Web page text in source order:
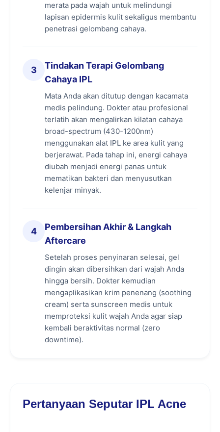
Eradikasi Bakteri P. acnes secara Instan:
Cahaya IPL memicu reaksi foto-kimia yang
melepaskan oksigen di dalam pori-pori.
(P. acnes)—bakteri anaerob pemicu utama
jerawat meradang—sehingga infeksi
langsung terhenti.
Meredakan Inflamasi & Kemerahan
(Redness):Gelombang cahaya IPL secara
spesifik menargetkan pembuluh darah
kapiler kecil yang melebar di sekitar area
jerawat aktif. Energi panasnya menyusutkan
pembuluh darah tersebut, sehingga
pembengkakan dan noda kemerahan
Mengurangi Produksi Minyak dengan
Mengecilkan Kelenjar Sebasea:
menghantarkan energi termal yang dapat
memperkecil ukuran kelenjar minyak
(sebaceous glands) yang terlalu aktif. Ketika
kelenjar mengecil, produksi sebum berlebih
berkurang drastis, sehingga pori-pori tidak
lagi tersumbat oleh kombinasi minyak dan
penumpukan sel kulit mati.
Ampuh Mengatasi Komedo (Blackheads &
ringan hingga meradang sedang, namun
merata pada wajah untuk melindungi
lapisan epidermis kulit sekaligus membantu
penetrasi gelombang cahaya.
3
Tindakan Terapi Gelombang
Cahaya IPL
Mata Anda akan ditutup dengan kacamata
medis pelindung. Dokter atau profesional
terlatih akan mengalirkan kilatan cahaya
broad-spectrum (430-1200nm)
menggunakan alat IPL ke area kulit yang
berjerawat. Pada tahap ini, energi cahaya
diubah menjadi energi panas untuk
mematikan bakteri dan menyusutkan
kelenjar minyak.
4
Pembersihan Akhir & Langkah
Aftercare
Setelah proses penyinaran selesai, gel
dingin akan dibersihkan dari wajah Anda
hingga bersih. Dokter kemudian
mengaplikasikan krim penenang (soothing
cream) serta sunscreen medis untuk
memproteksi kulit wajah Anda agar siap
kembali beraktivitas normal (zero
downtime).
Pertanyaan Seputar IPL Acne